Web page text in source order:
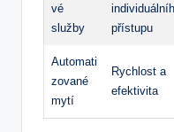
vé
služby
přístupu
Automati
zované
mytí
Rychlost a
efektivita